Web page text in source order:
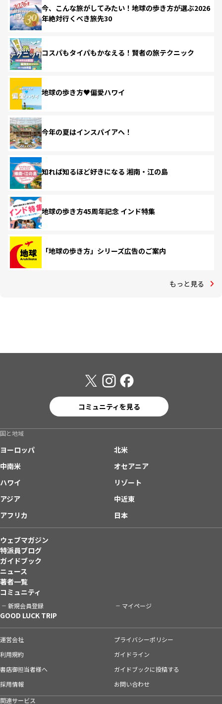
今、こんな旅がしてみたい！地球の歩き方が選ぶ2026
年絶対行くべき旅先30
コスパもタイパもかなえる！賢者の旅テクニック
地球の歩き方♥偏愛ハワイ
今年の夏はインスパイアへ！
知れば知るほど好きになる 湘南・江の島
地球の歩き方45周年記念 インド特集
「地球の歩き方」シリーズ広告のご案内
もっと見る
コミュニティを見る
国と地域
ヨーロッパ
北米
中南米
オセアニア
ハワイ
リゾート
アジア
中近東
アフリカ
日本
ウェブマガジン
特派員ブログ
ガイドブック
ニュース
著者一覧
コミュニティ
新規会員登録 マイページ
GOOD LUCK TRIP
運営会社
プライバシーポリシー
利用規約
ガイドライン
書店御担当者様へ
ガイドブックに投稿する
採用情報
お問い合わせ
関連サービス